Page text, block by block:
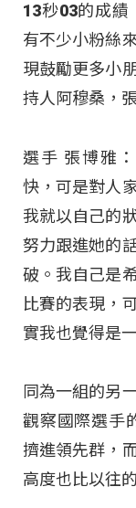
13秒03的成績
有不少小粉絲
現鼓勵更多小
持人阿穆桑，
選手 張博雅
快，可是對人
我就以自己的
努力跟進她的
破。我自己是
比賽的表現，
實我也覺得是
同為一組的另
觀察國際選手
擠進領先群，
高度也比以往